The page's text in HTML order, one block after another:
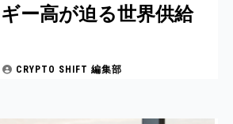
ー高が迫る世界供給
CRYPTO SHIFT 編集部